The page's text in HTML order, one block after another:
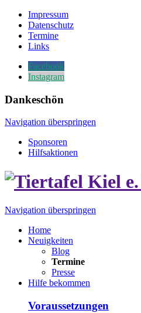
Impressum
Datenschutz
Termine
Links
Facebook
Instagram
Dankeschön
Navigation überspringen
Sponsoren
Hilfsaktionen
Navigation überspringen
Home
Neuigkeiten
Blog
Termine
Presse
Hilfe bekommen
Voraussetzungen